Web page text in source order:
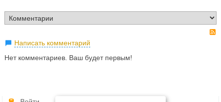
Написать комментарий
Нет комментариев. Ваш будет первым!